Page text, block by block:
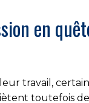
en
travail,
toutefois